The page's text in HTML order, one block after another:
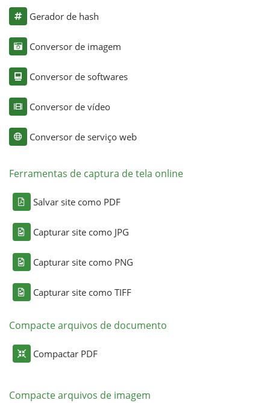
Gerador de hash
Conversor de imagem
Conversor de softwares
Conversor de vídeo
Conversor de serviço web
Ferramentas de captura de tela online
Salvar site como PDF
Capturar site como JPG
Capturar site como PNG
Capturar site como TIFF
Compacte arquivos de documento
Compactar PDF
Compacte arquivos de imagem